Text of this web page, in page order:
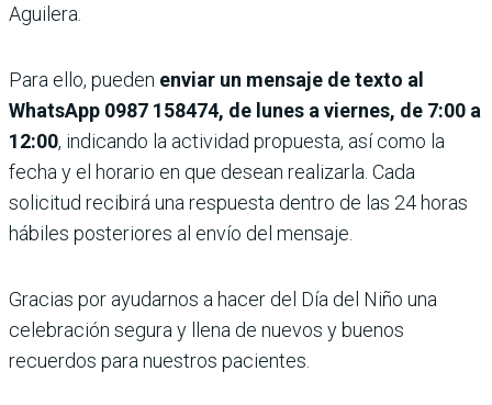
Aguilera.
Para ello, pueden enviar un mensaje de texto al
WhatsApp 0987 158474, de lunes a viernes, de 7:00 a
12:00, indicando la actividad propuesta, así como la
fecha y el horario en que desean realizarla. Cada
solicitud recibirá una respuesta dentro de las 24 horas
hábiles posteriores al envío del mensaje.
Gracias por ayudarnos a hacer del Día del Niño una
celebración segura y llena de nuevos y buenos
recuerdos para nuestros pacientes.